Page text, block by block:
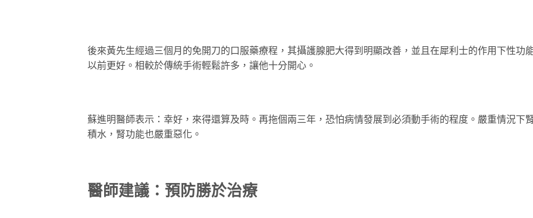
後來黃先生經過三個月的免開刀的口服藥療程，其攝護腺肥大得到明顯改善，並且在犀利士的作用下性功
以前更好。相較於傳統手術輕鬆許多，讓他十分開心。
蘇進明醫師表示：幸好，來得還算及時。再拖個兩三年，恐怕病情發展到必須動手術的程度。嚴重情況下
積水，腎功能也嚴重惡化。
醫師建議：預防勝於治療